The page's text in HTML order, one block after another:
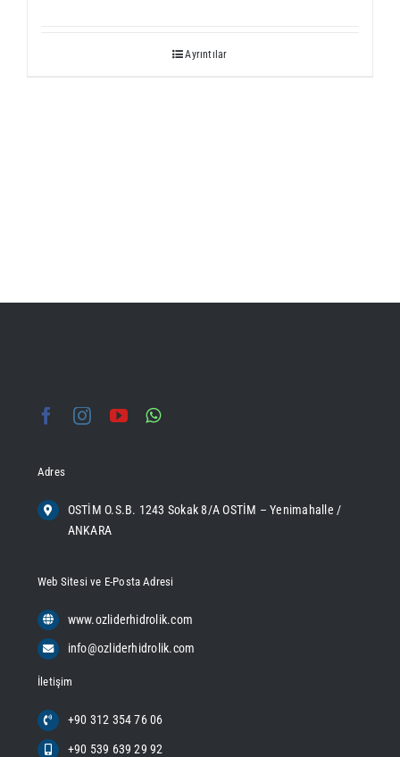
Ayrıntılar
Adres
OSTİM O.S.B. 1243 Sokak 8/A OSTİM – Yenimahalle /
ANKARA
Web Sitesi ve E-Posta Adresi
www.ozliderhidrolik.com
info@ozliderhidrolik.com
İletişim
+90 312 354 76 06
+90 539 639 29 92